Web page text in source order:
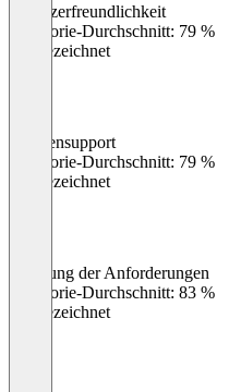
Benutzerfreundlichkeit
Kategorie-Durchschnitt: 79 %
Ausgezeichnet
Kundensupport
Kategorie-Durchschnitt: 79 %
Ausgezeichnet
Erfüllung der Anforderungen
Kategorie-Durchschnitt: 83 %
Ausgezeichnet